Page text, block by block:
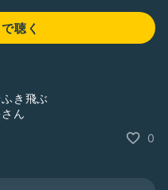
聴く
き飛ぶ
ん
0